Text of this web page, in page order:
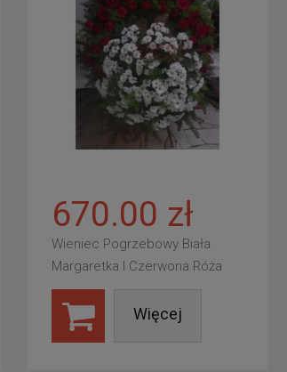
670.00 zł
Wieniec Pogrzebowy Biała
Margaretka I Czerwona Róża
Więcej